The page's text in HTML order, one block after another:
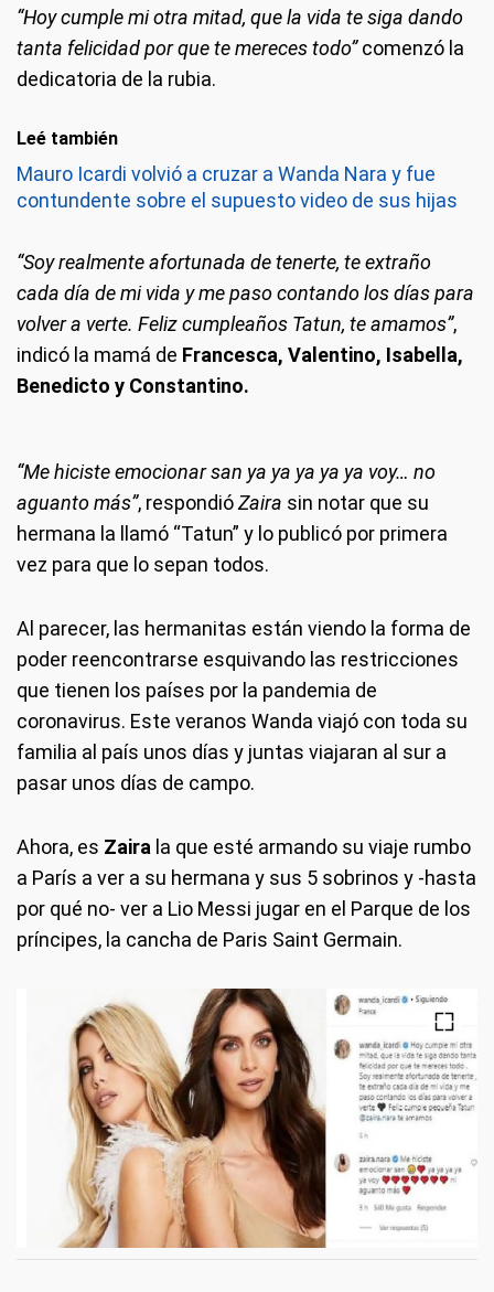
“Hoy cumple mi otra mitad, que la vida te siga dando
tanta felicidad por que te mereces todo”comenzó la
dedicatoria de la rubia.
Leé también
Mauro Icardi volvió a cruzar a Wanda Nara y fue
contundente sobre el supuesto video de sus hijas
“Soy realmente afortunada de tenerte, te extraño
cada día de mi vida y me paso contando los días para
volver a verte. Feliz cumpleaños Tatun, te amamos”,
indicó la mamá de Francesca, Valentino, Isabella,
Benedicto y Constantino.
“Me hiciste emocionar san ya ya ya ya ya voy… no
aguanto más”, respondióZaira sin notar que su
hermana la llamó “Tatun” y lo publicó por primera
vez para que lo sepan todos.
Al parecer, las hermanitas están viendo la forma de
poder reencontrarse esquivando las restricciones
que tienen los países por la pandemia de
coronavirus. Este veranos Wanda viajó con toda su
familia al país unos días y juntas viajaran al sur a
pasar unos días de campo.
Ahora, es Zaira la que esté armando su viaje rumbo
a París a ver a su hermana y sus 5 sobrinos y -hasta
por qué no- ver a Lio Messi jugar en el Parque de los
príncipes, la cancha de Paris Saint Germain.